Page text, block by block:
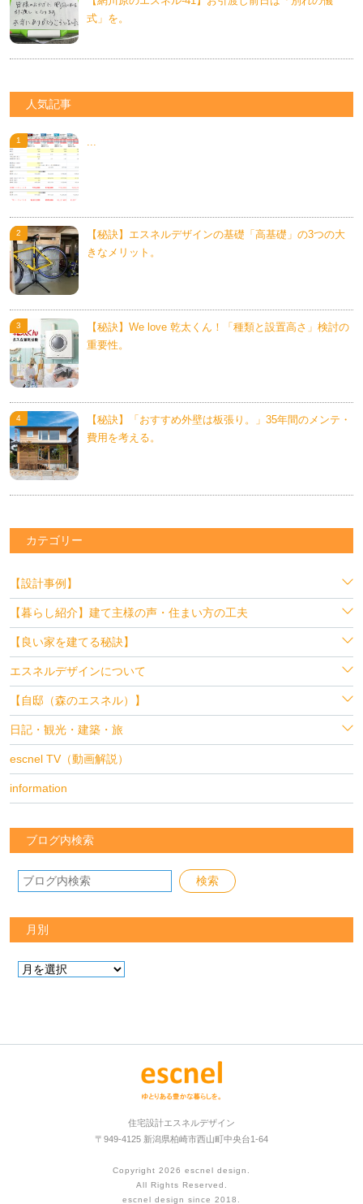
式」を。
人気記事
...
【秘訣】エスネルデザインの基礎「高基礎」の3つの大
きなメリット。
【秘訣】We love 乾太くん！「種類と設置高さ」検討の
重要性。
【秘訣】「おすすめ外壁は板張り。」35年間のメンテ・
費用を考える。
カテゴリー
【設計事例】
【暮らし紹介】建て主様の声・住まい方の工夫
【良い家を建てる秘訣】
エスネルデザインについて
【自邸（森のエスネル）】
日記・観光・建築・旅
escnel TV（動画解説）
information
ブログ内検索
月別
住宅設計エスネルデザイン
〒949-4125 新潟県柏崎市西山町中央台1-64
Copyright 2026 escnel design
All Rights Reserved.
escnel design since 2018.